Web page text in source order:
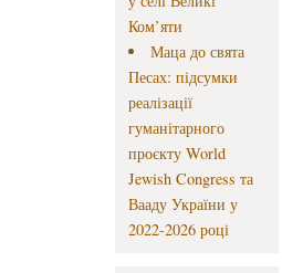
Ком’яти
Маца до свята
Песах: підсумки
реалізації
гуманітарного
проєкту World
Jewish Congress та
Вааду України у
2022-2026 році